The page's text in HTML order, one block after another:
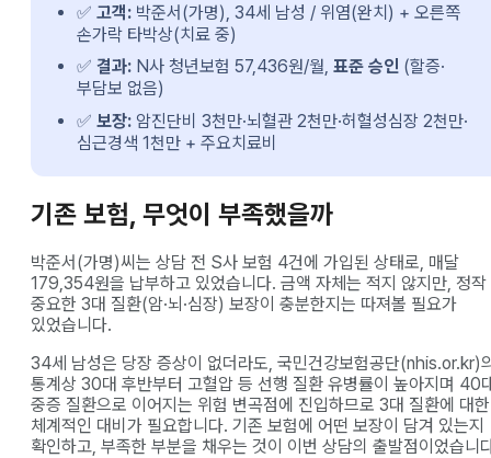
✅ 고객: 박준서(가명), 34세 남성 / 위염(완치) + 오른쪽
손가락 타박상(치료 중)
✅ 결과: N사 청년보험 57,436원/월, 표준 승인 (할증·
부담보 없음)
✅ 보장: 암진단비 3천만·뇌혈관 2천만·허혈성심장 2천만·
심근경색 1천만 + 주요치료비
기존 보험, 무엇이 부족했을까
박준서(가명)씨는 상담 전 S사 보험 4건에 가입된 상태로, 매달
179,354원을 납부하고 있었습니다. 금액 자체는 적지 않지만, 정작
중요한 3대 질환(암·뇌·심장) 보장이 충분한지는 따져볼 필요가
있었습니다.
34세 남성은 당장 증상이 없더라도, 국민건강보험공단(nhis.or.kr)
통계상 30대 후반부터 고혈압 등 선행 질환 유병률이 높아지며 40
중증 질환으로 이어지는 위험 변곡점에 진입하므로 3대 질환에 대한
체계적인 대비가 필요합니다. 기존 보험에 어떤 보장이 담겨 있는지
확인하고, 부족한 부분을 채우는 것이 이번 상담의 출발점이었습니